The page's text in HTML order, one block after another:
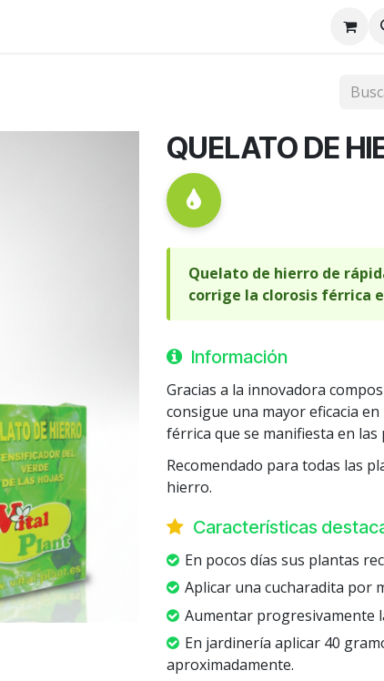
QUELATO DE
Quelato de hierro de
corrige la clorosis férrica
Información
Gracias a la innovadora
consigue una mayor eficacia
férrica que se manifiesta en
Recomendado para todas las
hierro.
Características
En pocos días sus plantas
Aplicar una cucharadita por
Aumentar progresivamente
En jardinería aplicar 40
aproximadamente.